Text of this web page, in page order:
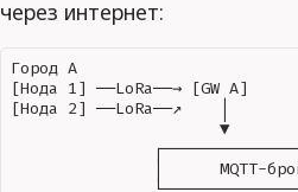
через интернет:
Город А
[Нода 1] ──LoRa──→ [GW A]
[Нода 2] ──LoRa──↗    │
▼
│      MQTT-